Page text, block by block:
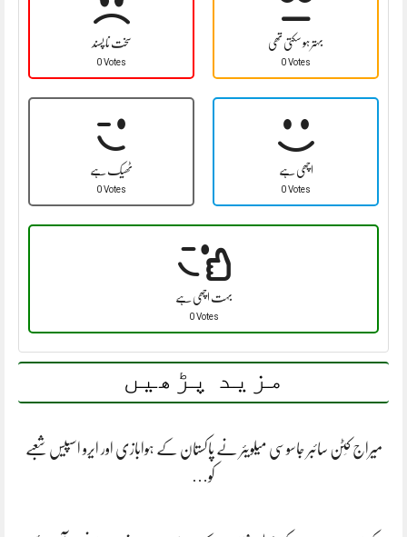
سخت نا پسند
0 Votes
بہتر ہو سکتی تھی
0 Votes
ٹھیک ہے
0 Votes
اچھی ہے
0 Votes
بہت اچھی ہے
0 Votes
مزید پڑھیں
میراج کِٹن سائبر جاسوسی میلویئر نے پاکستان کے ہوابازی اور ایرو اسپیس شعبے
کو…